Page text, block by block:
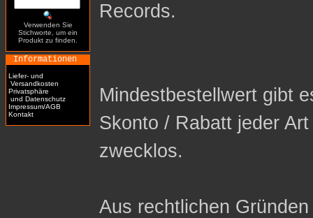
Verwenden Sie
Stichworte, um ein
Produkt zu finden.
Informationen
Liefer- und
Versandkosten
Privatsphäre
und Datenschutz
Impressum/AGB
Kontakt
Records.
Mindestbestellwert gibt
Skonto / Rabatt jeder
zwecklos.
Aus rechtlichen